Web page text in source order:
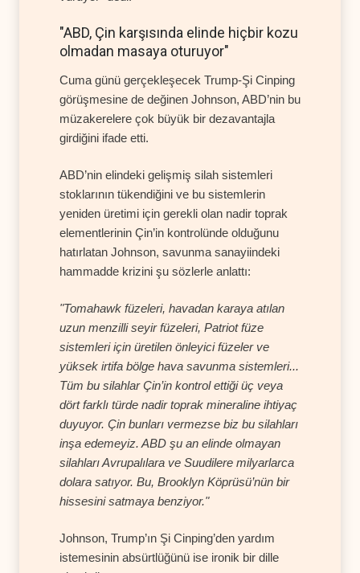
"ABD, Çin karşısında elinde hiçbir kozu
olmadan masaya oturuyor"
Cuma günü gerçekleşecek Trump-Şi Cinping
görüşmesine de değinen Johnson, ABD’nin bu
müzakerelere çok büyük bir dezavantajla
girdiğini ifade etti.
ABD’nin elindeki gelişmiş silah sistemleri
stoklarının tükendiğini ve bu sistemlerin
yeniden üretimi için gerekli olan nadir toprak
elementlerinin Çin’in kontrolünde olduğunu
hatırlatan Johnson, savunma sanayiindeki
hammadde krizini şu sözlerle anlattı:
"Tomahawk füzeleri, havadan karaya atılan
uzun menzilli seyir füzeleri, Patriot füze
sistemleri için üretilen önleyici füzeler ve
yüksek irtifa bölge hava savunma sistemleri...
Tüm bu silahlar Çin’in kontrol ettiği üç veya
dört farklı türde nadir toprak mineraline ihtiyaç
duyuyor. Çin bunları vermezse biz bu silahları
inşa edemeyiz. ABD şu an elinde olmayan
silahları Avrupalılara ve Suudilere milyarlarca
dolara satıyor. Bu, Brooklyn Köprüsü’nün bir
hissesini satmaya benziyor."
Johnson, Trump’ın Şi Cinping’den yardım
istemesinin absürtlüğünü ise ironik bir dille